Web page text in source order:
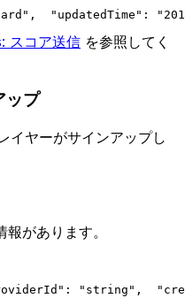
"updatedTime":
スコア送信 を参照してく
ップ
イヤーがサインアップし
があります。
"string",